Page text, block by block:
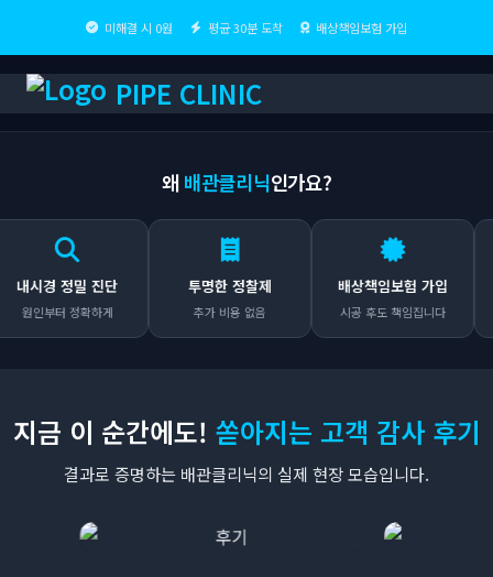
미해결 시 0원 평균 30분 도착 배상책임보험 가입
PIPE CLINIC
왜 배관클리닉인가요?
정밀 진단
터 정확하게
투명한 정찰제
추가 비용 없음
배상책임보험 가입
시공 후도 책임집니다
지금 이 순간에도! 쏟아지는 고객 감사 후기
결과로 증명하는 배관클리닉의 실제 현장 모습입니다.